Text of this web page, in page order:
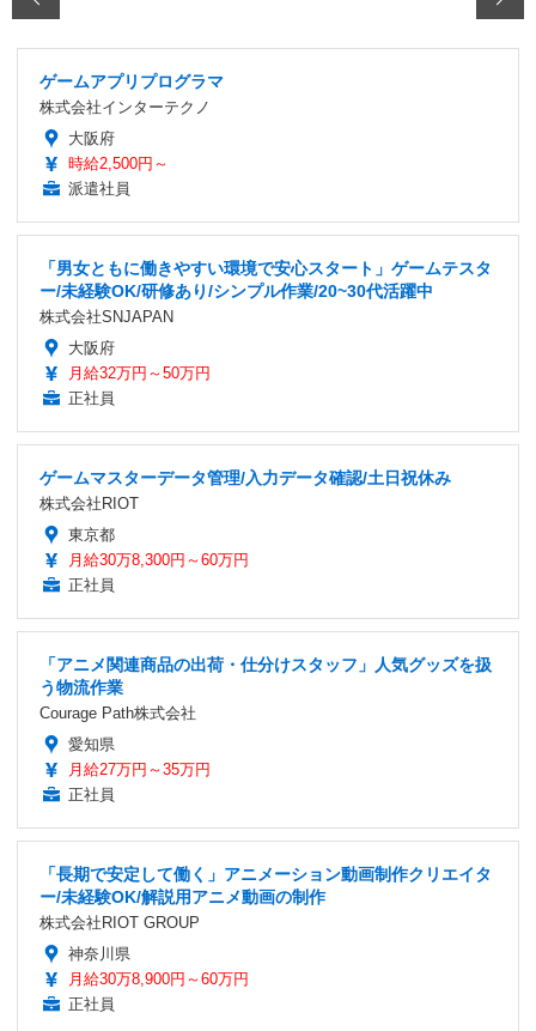
ゲームアプリプログラマ
株式会社インターテクノ
大阪府
時給2,500円～
派遣社員
「男女ともに働きやすい環境で安心スタート」ゲームテスタ
ー/未経験OK/研修あり/シンプル作業/20~30代活躍中
株式会社SNJAPAN
大阪府
月給32万円～50万円
正社員
ゲームマスターデータ管理/入力データ確認/土日祝休み
株式会社RIOT
東京都
月給30万8,300円～60万円
正社員
「アニメ関連商品の出荷・仕分けスタッフ」人気グッズを扱
う物流作業
Courage Path株式会社
愛知県
月給27万円～35万円
正社員
「長期で安定して働く」アニメーション動画制作クリエイタ
ー/未経験OK/解説用アニメ動画の制作
株式会社RIOT GROUP
神奈川県
月給30万8,900円～60万円
正社員